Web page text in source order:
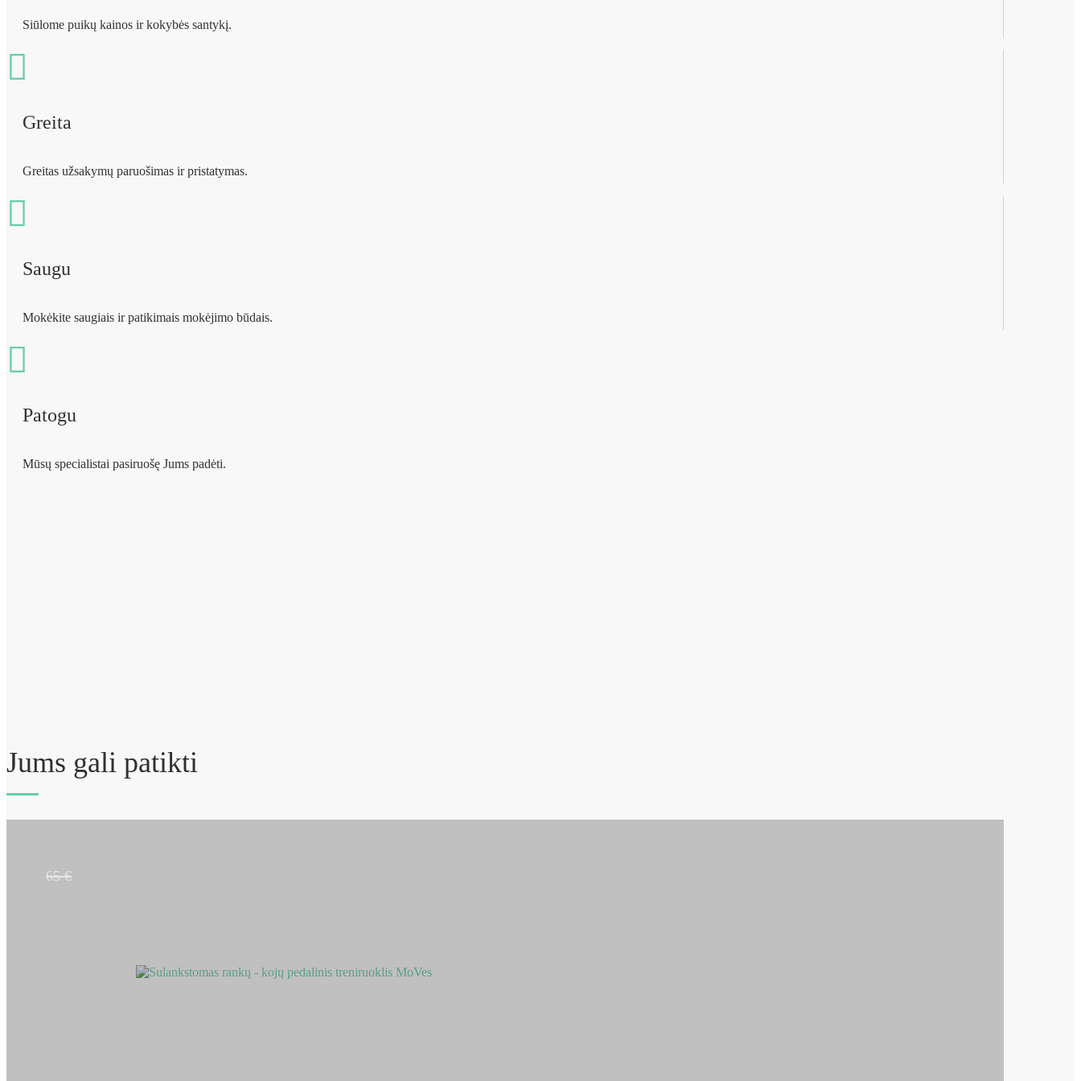
Siūlome puikų kainos ir kokybės santykį.
Greita
Greitas užsakymų paruošimas ir pristatymas.
Saugu
Mokėkite saugiais ir patikimais mokėjimo būdais.
Patogu
Mūsų specialistai pasiruošę Jums padėti.
Jums gali patikti
65 €